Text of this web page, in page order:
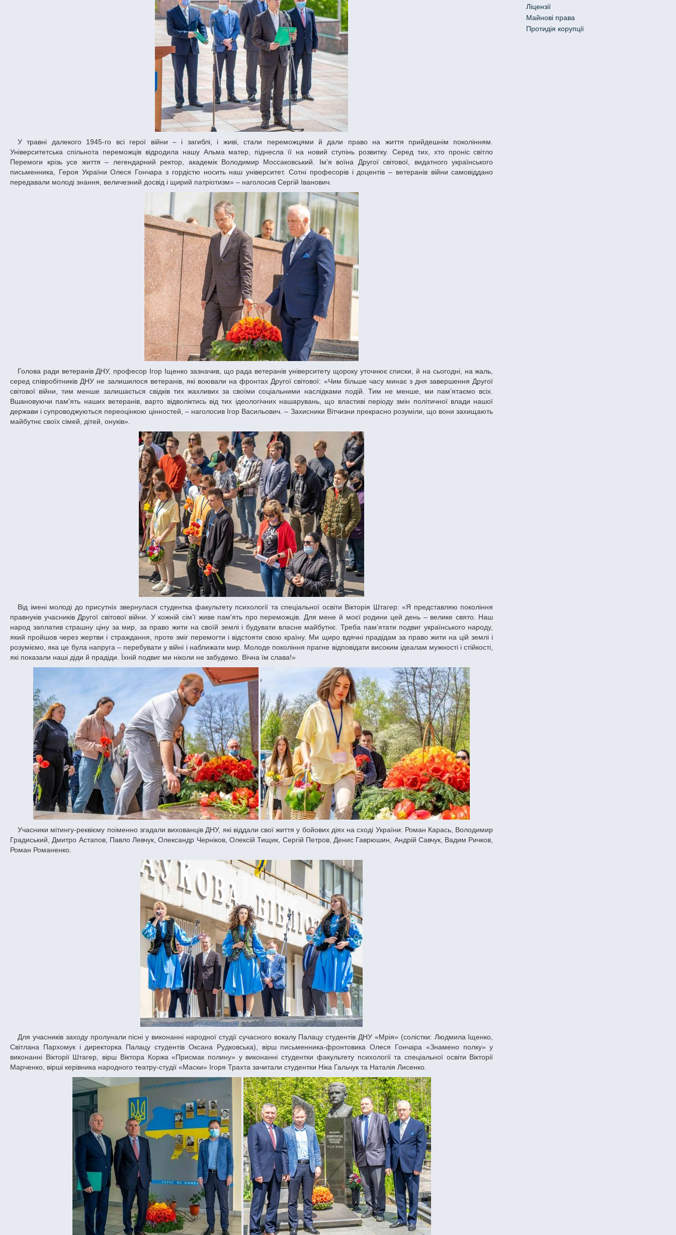
У травні далекого 1945-го всі герої війни – і загиблі, і живі, стали переможцями й дали право на життя прийдешнім поколінням.
Університетська спільнота переможців відродила нашу Альма матер, піднесла її на новий ступінь розвитку. Серед тих, хто проніс світло
Перемоги крізь усе життя – легендарний ректор, академік Володимир Моссаковський. Ім’я воїна Другої світової, видатного українського
письменника, Героя України Олеся Гончара з гордістю носить наш університет. Сотні професорів і доцентів – ветеранів війни самовіддано
передавали молоді знання, величезний досвід і щирий патріотизм» – наголосив Сергій Іванович.
Голова ради ветеранів ДНУ, професор Ігор Іщенко зазначив, що рада ветеранів університету щороку уточнює списки, й на сьогодні, на жаль,
серед співробітників ДНУ не залишилося ветеранів, які воювали на фронтах Другої світової: «Чим більше часу минає з дня завершення Другої
світової війни, тим менше залишається свідків тих жахливих за своїми соціальними наслідками подій. Тим не менше, ми пам’ятаємо всіх.
Вшановуючи пам'ять наших ветеранів, варто відволіктись від тих ідеологічних нашарувань, що властиві періоду змін політичної влади нашої
держави і супроводжуються переоцінкою цінностей, – наголосив Ігор Васильович. – Захисники Вітчизни прекрасно розуміли, що вони захищають
майбутнє своїх сімей, дітей, онуків».
Від імені молоді до присутніх звернулася студентка факультету психології та спеціальної освіти Вікторія Штагер: «Я представляю покоління
правнуків учасників Другої світової війни. У кожній сім’ї живе пам'ять про переможців. Для мене й моєї родини цей день – велике свято. Наш
народ заплатив страшну ціну за мир, за право жити на своїй землі і будувати власне майбутнє. Треба пам’ятати подвиг українського народу,
який пройшов через жертви і страждання, проте зміг перемогти і відстояти свою країну. Ми щиро вдячні прадідам за право жити на цій землі і
розуміємо, яка це була напруга – перебувати у війні і наближати мир. Молоде покоління прагне відповідати високим ідеалам мужності і стійкості,
які показали наші діди й прадіди. Їхній подвиг ми ніколи не забудемо. Вічна їм слава!»
Учасники мітингу-реквієму поіменно згадали вихованців ДНУ, які віддали свої життя у бойових діях на сході України: Роман Карась, Володимир
Градиський, Дмитро Астапов, Павло Левчук, Олександр Черніков, Олексій Тищик, Сергій Петров, Денис Гаврюшин, Андрій Савчук, Вадим Ричков,
Роман Романенко.
Для учасників заходу пролунали пісні у виконанні народної студії сучасного вокалу Палацу студентів ДНУ «Мрія» (солістки: Людмила Іщенко,
Світлана Пархомук і директорка Палацу студентів Оксана Рудковська), вірш письменника-фронтовика Олеся Гончара «Знамено полку» у
виконанні Вікторії Штагер, вірш Віктора Коржа «Присмак полину» у виконанні студентки факультету психології та спеціальної освіти Вікторії
Марченко, вірші керівника народного театру-студії «Маски» Ігоря Трахта зачитали студентки Ніка Гальчук та Наталія Лисенко.
Ліцензії
Майнові права
Протидія корупції